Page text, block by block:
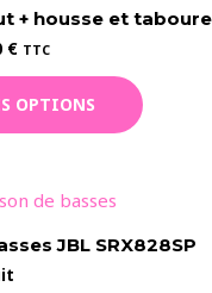
+ housse et
€Plage
10,00 €
à
TTC
OPTIONS
produit
options
JBL SRX828SP